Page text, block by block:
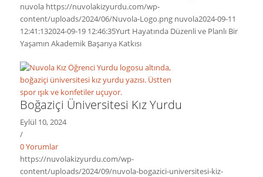
nuvola https://nuvolakizyurdu.com/wp-
content/uploads/2024/06/Nuvola-Logo.png nuvola2024-09-11
12:41:132024-09-19 12:46:35Yurt Hayatında Düzenli ve Planlı Bir
Yaşamın Akademik Başarıya Katkısı
Boğaziçi Üniversitesi Kız Yurdu
Eylül 10, 2024
/
0 Yorumlar
https://nuvolakizyurdu.com/wp-
content/uploads/2024/09/nuvola-bogazici-universitesi-kiz-